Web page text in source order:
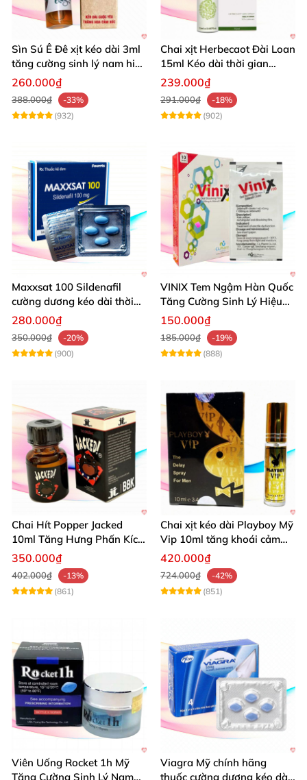
Sìn Sú Ê Đê xịt kéo dài 3ml
tăng cường sinh lý nam hiệu
quả
260.000₫
388.000₫
-33%
(932)
Chai xịt Herbecaot Đài Loan
15ml Kéo dài thời gian
Tăng khoái cảm
239.000₫
291.000₫
-18%
(902)
Maxxsat 100 Sildenafil
cường dương kéo dài thời
gian dùng hiệu quả nhanh
280.000₫
350.000₫
-20%
(900)
VINIX Tem Ngậm Hàn Quốc
Tăng Cường Sinh Lý Hiệu
Quả
150.000₫
185.000₫
-19%
(888)
Chai Hít Popper Jacked
10ml Tăng Hưng Phấn Kích
Thích Mạnh Mẽ
350.000₫
402.000₫
-13%
(861)
Chai xịt kéo dài Playboy Mỹ
Vip 10ml tăng khoái cảm
nam
420.000₫
724.000₫
-42%
(851)
Viên Uống Rocket 1h Mỹ
Tăng Cường Sinh Lý Nam
Viagra Mỹ chính hãng
thuốc cường dương kéo dài